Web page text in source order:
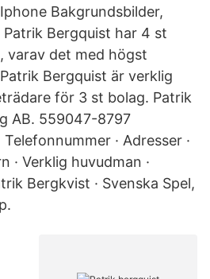
Bakgrundsbilder,
Bergquist har 4 st
varav det med högst
Bergquist är verklig
för 3 st bolag. Patrik
AB. 559047-8797
· Adresser ·
· Verklig huvudman ·
Bergkvist · Svenska Spel,